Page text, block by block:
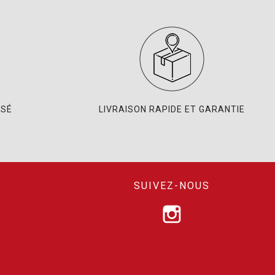
LIVRAISON RAPIDE ET GARANTIE
SUIVEZ-NOUS